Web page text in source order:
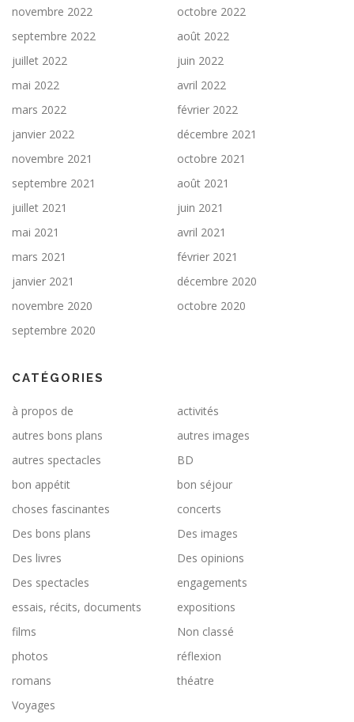
novembre 2022
octobre 2022
septembre 2022
août 2022
juillet 2022
juin 2022
mai 2022
avril 2022
mars 2022
février 2022
janvier 2022
décembre 2021
novembre 2021
octobre 2021
septembre 2021
août 2021
juillet 2021
juin 2021
mai 2021
avril 2021
mars 2021
février 2021
janvier 2021
décembre 2020
novembre 2020
octobre 2020
septembre 2020
CATÉGORIES
à propos de
activités
autres bons plans
autres images
autres spectacles
BD
bon appétit
bon séjour
choses fascinantes
concerts
Des bons plans
Des images
Des livres
Des opinions
Des spectacles
engagements
essais, récits, documents
expositions
films
Non classé
photos
réflexion
romans
théatre
Voyages